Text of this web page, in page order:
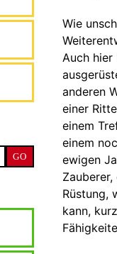
Wie
Auch
anderen
einer
einem
einem
ewigen
Rüstung,
kann,